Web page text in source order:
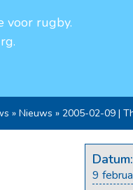
voor rugby.
» Nieuws » 2005-02-09 |
Datum:
9